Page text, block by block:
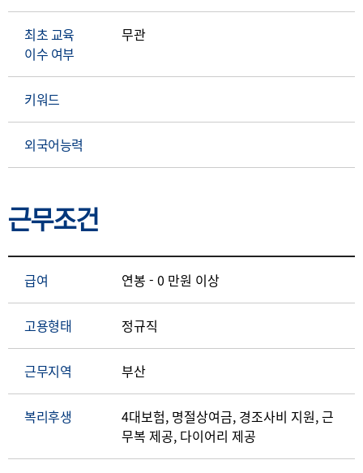
최초 교육
이수 여부
무관
키워드
외국어능력
근무조건
급여 연봉 - 0 만원 이상
고용형태 정규직
근무지역 부산
복리후생
4대보험, 명절상여금, 경조사비 지원, 근
무복 제공, 다이어리 제공